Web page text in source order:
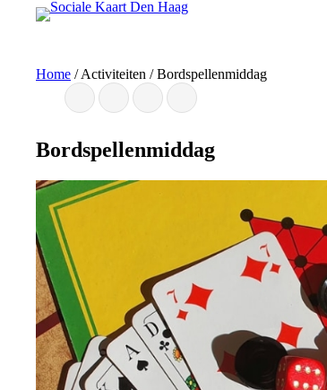
Home /Activiteiten /Bordspellenmiddag
Bordspellenmiddag